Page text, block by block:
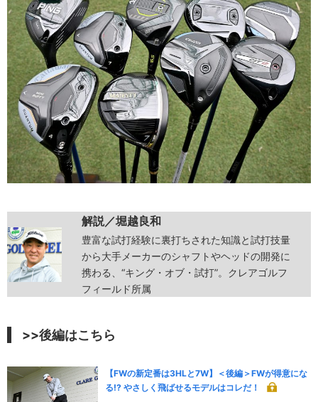
解説／堀越良和
豊富な試打経験に裏打ちされた知識と試打技量
から大手メーカーのシャフトやヘッドの開発に
携わる、“キング・オブ・試打”。クレアゴルフ
フィールド所属
>>後編はこちら
【FWの新定番は3HLと7W】＜後編＞FWが得意にな
る!? やさしく飛ばせるモデルはコレだ！